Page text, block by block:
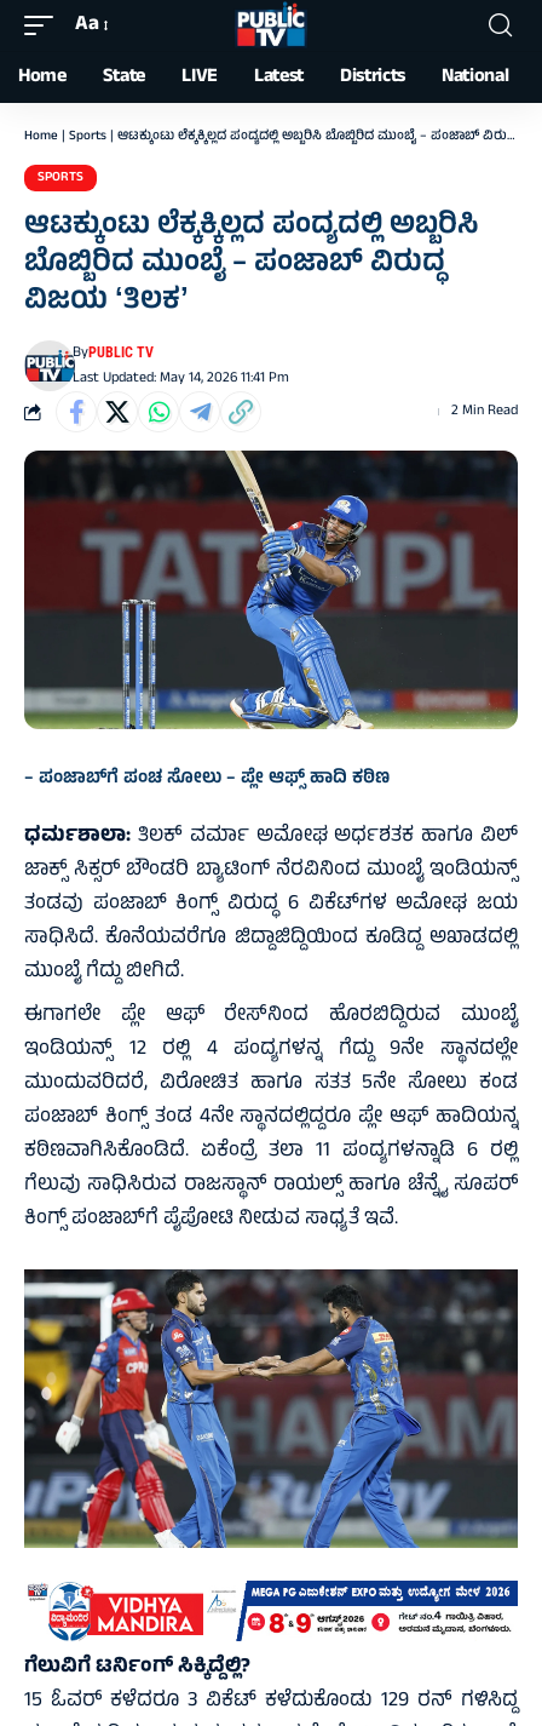
Font
Resizer
Aa
Home State LIVE Latest Districts National
Home | Sports | ಆಟಕ್ಕುಂಟು ಲೆಕ್ಕಕ್ಕಿಲ್ಲದ ಪಂದ್ಯದಲ್ಲಿ ಅಬ್ಬರಿಸಿ ಬೊಬ್ಬಿರಿದ ಮುಂಬೈ – ಪಂಜಾಬ್‌ ವಿರುದ್ಧ ವಿಜಯ ʻತಿಲಕʼ
SPORTS
ಆಟಕ್ಕುಂಟು ಲೆಕ್ಕಕ್ಕಿಲ್ಲದ ಪಂದ್ಯದಲ್ಲಿ ಅಬ್ಬರಿಸಿ
ಬೊಬ್ಬಿರಿದ ಮುಂಬೈ – ಪಂಜಾಬ್‌ ವಿರುದ್ಧ
ವಿಜಯ ʻತಿಲಕʼ
Last Updated: May 14, 2026 11:41 Pm
ByPUBLIC TV
2 Min Read
– ಪಂಜಾಬ್‌ಗೆ ಪಂಚ ಸೋಲು – ಪ್ಲೇ ಆಫ್ಸ್‌ ಹಾದಿ ಕಠಿಣ
ಧರ್ಮಶಾಲಾ: ತಿಲಕ್‌ ವರ್ಮಾ‌ ಅಮೋಘ ಅರ್ಧಶತಕ ಹಾಗೂ ವಿಲ್‌
ಜಾಕ್ಸ್‌ ಸಿಕ್ಸರ್‌ ಬೌಂಡರಿ ಬ್ಯಾಟಿಂಗ್‌ ನೆರವಿನಿಂದ ಮುಂಬೈ ಇಂಡಿಯನ್ಸ್‌
ತಂಡವು ಪಂಜಾಬ್‌ ಕಿಂಗ್ಸ್‌ ವಿರುದ್ಧ 6 ವಿಕೆಟ್‌ಗಳ ಅಮೋಘ ಜಯ
ಸಾಧಿಸಿದೆ. ‌ಕೊನೆಯವರೆಗೂ ಜಿದ್ದಾಜಿದ್ದಿಯಿಂದ ಕೂಡಿದ್ದ ಅಖಾಡದಲ್ಲಿ
ಮುಂಬೈ ಗೆದ್ದು ಬೀಗಿದೆ.
ಈಗಾಗಲೇ ಪ್ಲೇ ಆಫ್‌ ರೇಸ್‌ನಿಂದ ಹೊರಬಿದ್ದಿರುವ ಮುಂಬೈ
ಇಂಡಿಯನ್ಸ್‌ 12 ರಲ್ಲಿ 4 ಪಂದ್ಯಗಳನ್ನ ಗೆದ್ದು 9ನೇ ಸ್ಥಾನದಲ್ಲೇ
ಮುಂದುವರಿದರೆ, ವಿರೋಚಿತ ಹಾಗೂ ಸತತ 5ನೇ ಸೋಲು ಕಂಡ
ಪಂಜಾಬ್‌ ಕಿಂಗ್ಸ್‌ ತಂಡ 4ನೇ ಸ್ಥಾನದಲ್ಲಿದ್ದರೂ ಪ್ಲೇ ಆಫ್‌ ಹಾದಿಯನ್ನ
ಕಠಿಣವಾಗಿಸಿಕೊಂಡಿದೆ. ಏಕೆಂದ್ರೆ ತಲಾ 11 ಪಂದ್ಯಗಳನ್ನಾಡಿ 6 ರಲ್ಲಿ
ಗೆಲುವು ಸಾಧಿಸಿರುವ ರಾಜಸ್ಥಾನ್‌ ರಾಯಲ್ಸ್‌ ಹಾಗೂ ಚೆನ್ನೈ ಸೂಪರ್‌
ಕಿಂಗ್ಸ್‌ ಪಂಜಾಬ್‌ಗೆ ಪೈಪೋಟಿ ನೀಡುವ ಸಾಧ್ಯತೆ ಇವೆ.
ಗೆಲುವಿಗೆ ಟರ್ನಿಂಗ್‌ ಸಿಕ್ಕಿದ್ದೆಲ್ಲಿ?
15 ಓವರ್‌ ಕಳೆದರೂ 3 ವಿಕೆಟ್‌ ಕಳೆದುಕೊಂಡು 129 ರನ್‌ ಗಳಿಸಿದ್ದ